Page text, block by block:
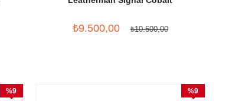
₺9.500,00 ₺10.500,00
%9 %9